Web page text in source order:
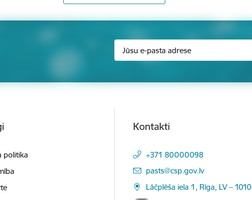
politika
Kontakti
+371 80000098
E-pasts:
pasts@csp.gov.lv
Lāčplēša iela 1, Rīga, LV – 1010